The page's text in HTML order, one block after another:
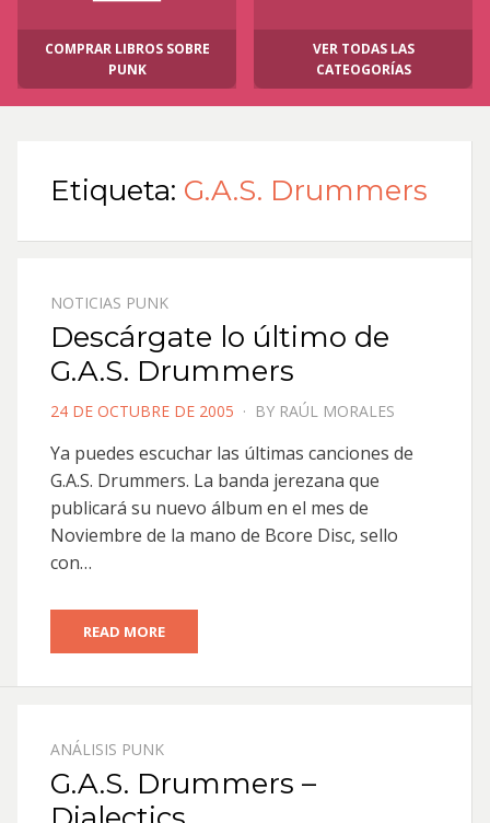
COMPRAR LIBROS SOBRE
PUNK
VER TODAS LAS
CATEOGORÍAS
Etiqueta: G.A.S. Drummers
NOTICIAS PUNK
Descárgate lo último de
G.A.S. Drummers
POSTED
24 DE OCTUBRE DE 2005 BY RAÚL MORALES
Ya puedes escuchar las últimas canciones de
G.A.S. Drummers. La banda jerezana que
publicará su nuevo álbum en el mes de
Noviembre de la mano de Bcore Disc, sello
con…
READ MORE
ANÁLISIS PUNK
G.A.S. Drummers –